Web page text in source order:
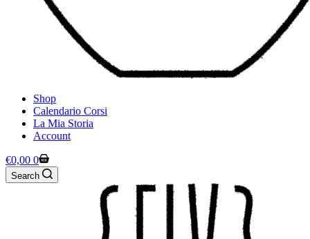
Shop
Calendario Corsi
La Mia Storia
Account
Shopping
cart
€0,00 0
Search